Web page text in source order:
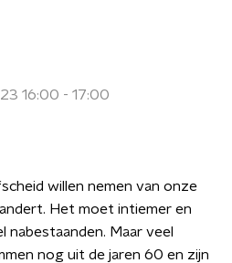
16:00 - 17:00
willen nemen van onze
Het moet intiemer en
nabestaanden. Maar veel
nog uit de jaren 60 en zijn